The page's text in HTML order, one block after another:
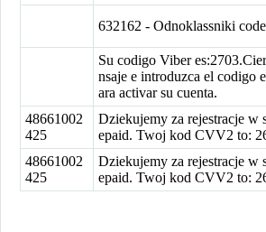
632162 - Odnoklassniki code
Su codigo Viber
nsaje e introduzca el codigo
ara activar su cuenta.
48661002
425
Dziekujemy za rejestracje w
epaid. Twoj kod CVV2 to:
48661002
425
Dziekujemy za rejestracje w
epaid. Twoj kod CVV2 to: